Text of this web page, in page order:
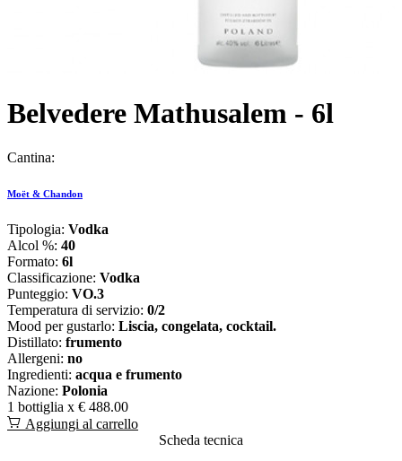
Belvedere Mathusalem - 6l
Cantina:
Moët & Chandon
Tipologia: Vodka
Alcol %: 40
Formato: 6l
Classificazione: Vodka
Punteggio: VO.3
Temperatura di servizio: 0/2
Mood per gustarlo: Liscia, congelata, cocktail.
Distillato: frumento
Allergeni: no
Ingredienti: acqua e frumento
Nazione: Polonia
1 bottiglia x € 488.00
Aggiungi al carrello
Scheda tecnica